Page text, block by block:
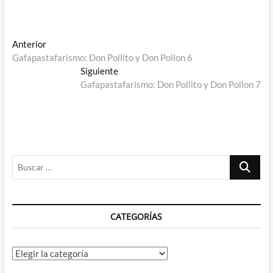
Navegación
de
AnteriorEntrada
anterior:
Gafapastafarismo: Don Pollito y Don Pollon 6
SiguienteEntrada
siguiente:
Gafapastafarismo: Don Pollito y Don Pollon 7
Buscar
CATEGORÍAS
Categorías